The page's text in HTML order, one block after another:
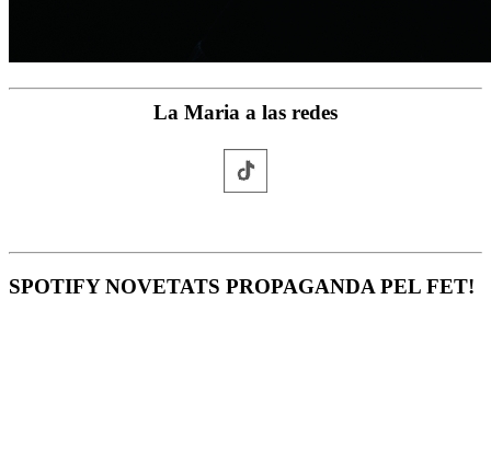
La Maria a las redes
SPOTIFY NOVETATS PROPAGANDA PEL FET!